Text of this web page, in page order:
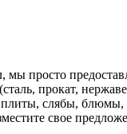
просто
прокат,
слябы,
свое